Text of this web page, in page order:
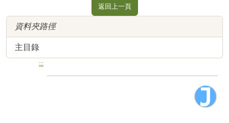
返回上一頁
資料夾路徑
主目錄
:::